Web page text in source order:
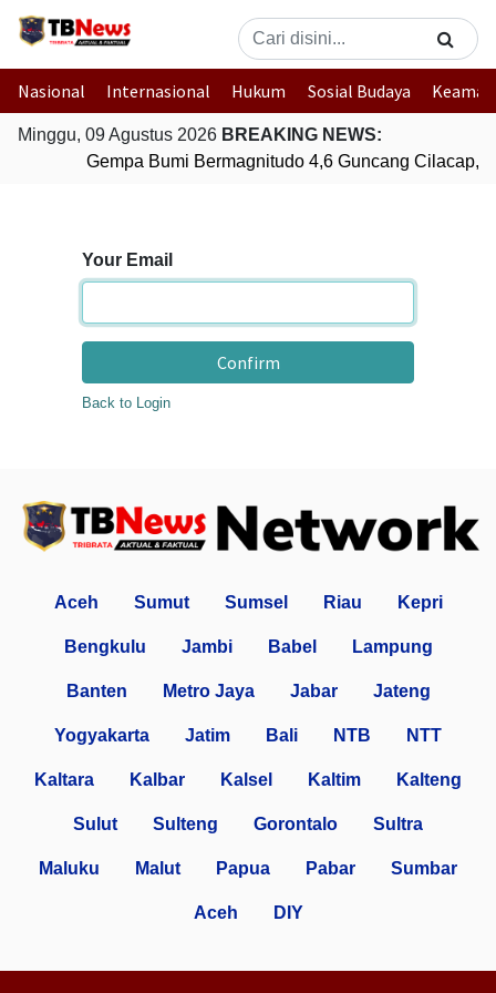
Nasional Internasional Hukum Sosial Budaya
Minggu, 09 Agustus 2026 BREAKING NEWS:
Gempa Bumi Bermagnitudo 4,6 Guncang Cilacap,
Your Email
Confirm
Back to Login
Aceh Sumut Sumsel Riau Kepri
Bengkulu Jambi Babel Lampung
Banten Metro Jaya Jabar Jateng
Yogyakarta Jatim Bali NTB NTT
Kaltara Kalbar Kalsel Kaltim Kalteng
Sulut Sulteng Gorontalo Sultra
Maluku Malut Papua Pabar Sumbar
Aceh DIY